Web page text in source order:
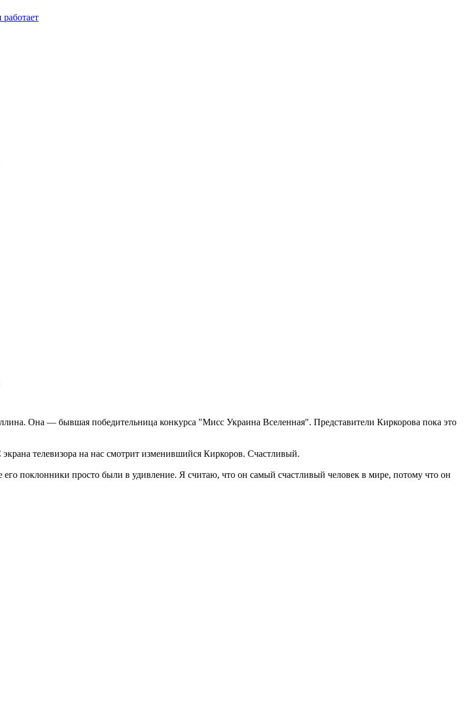
Она — бывшая победительница конкурса "Мисс Украина Вселенная". Представители Киркорова пока это
телевизора на нас смотрит изменившийся Киркоров. Счастливый.
поклонники просто были в удивление. Я считаю, что он самый счастливый человек в мире, потому что он